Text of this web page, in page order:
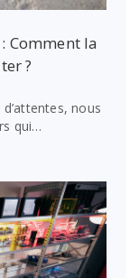
Comment la
?
nous
qui…